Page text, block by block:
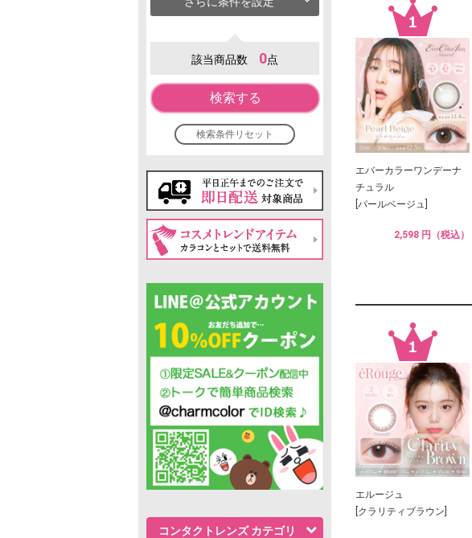
該当商品数 0点
検索する
検索条件リセット
コンタクトレンズ カテゴリ
エバーカラーワンデーナ
チュラル
[パールベージュ]
2,598 円（税込）
エルージュ
[クラリティブラウン]